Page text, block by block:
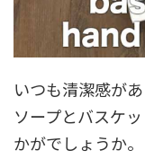
いつも清潔感が
ソープとバスケ
かがでしょうか。